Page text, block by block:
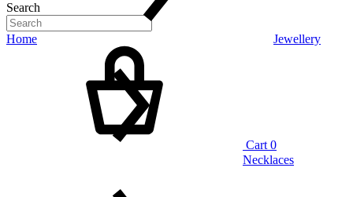
Search
Cart 0
Home Jewellery
Necklaces